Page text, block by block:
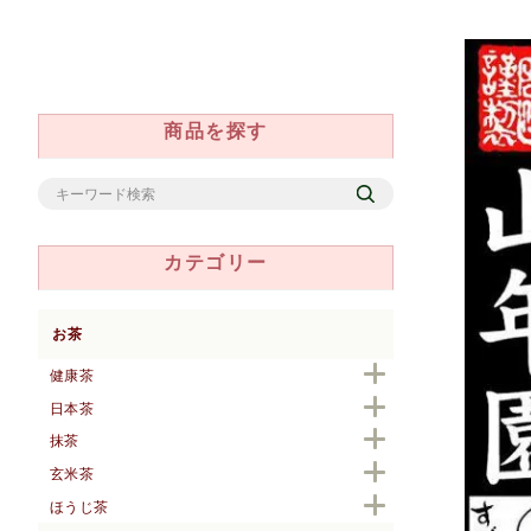
商品を探す
カテゴリー
お茶
健康茶
日本茶
抹茶
玄米茶
ほうじ茶